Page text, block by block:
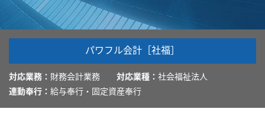
パワフル会計［社福］
対応業務： 財務会計業務 対応業種： 社会福祉法人
連動奉行： 給与奉行・固定資産奉行